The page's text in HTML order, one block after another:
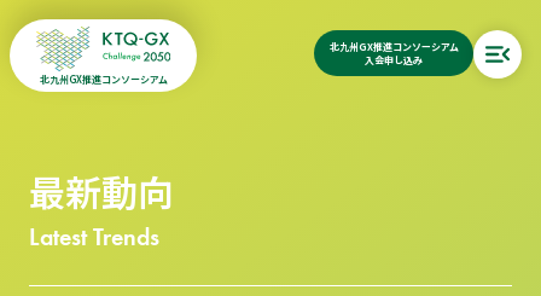
北九州GX推進コンソーシアム
北九州GX推進コンソーシアム
入会申し込み
最新動向
Latest Trends